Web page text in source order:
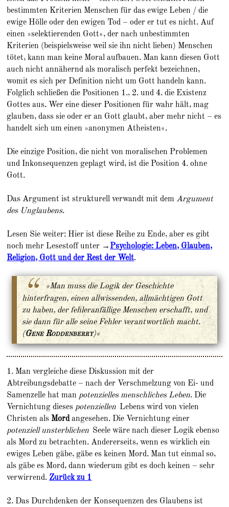
bestimmten Kriterien Menschen für das ewige Leben / die
ewige Hölle oder den ewigen Tod – oder er tut es nicht. Auf
einen »selektierenden Gott«, der nach unbestimmten
Kriterien (beispielsweise weil sie ihn nicht lieben) Menschen
tötet, kann man keine Moral aufbauen. Man kann diesen Gott
auch nicht annähernd als moralisch perfekt bezeichnen,
womit es sich per Definition nicht um Gott handeln kann.
Folglich schließen die Positionen 1., 2. und 4. die Existenz
Gottes aus. Wer eine dieser Positionen für wahr hält, mag
glauben, dass sie oder er an Gott glaubt, aber mehr nicht – es
handelt sich um einen »anonymen Atheisten«.
Die einzige Position, die nicht von moralischen Problemen
und Inkonsequenzen geplagt wird, ist die Position 4. ohne
Gott.
Das Argument ist strukturell verwandt mit demArgument
des Unglaubens.
Lesen Sie weiter: Hier ist diese Reihe zu Ende, aber es gibt
noch mehr Lesestoff unter → Psychologie: Leben, Glauben,
Religion, Gott und der Rest der Welt.
»Man muss die Logik der Geschichte
hinterfragen, einen allwissenden, allmächtigen Gott
zu haben, der fehleranfällige Menschen erschafft, und
sie dann für alle seine Fehler verantwortlich macht.
(Gene Roddenberry)«
1. Man vergleiche diese Diskussion mit der
Abtreibungsdebatte – nach der Verschmelzung von Ei- und
Samenzelle hat man potenzielles menschliches Leben. Die
Vernichtung dieses potenziellen Lebens wird von vielen
Christen als Mordangesehen. Die Vernichtung einer
potenziell unsterblichen Seele wäre nach dieser Logik ebenso
als Mord zu betrachten. Andererseits, wenn es wirklich ein
ewiges Leben gäbe, gäbe es keinen Mord. Man tut einmal so,
als gäbe es Mord, dann wiederum gibt es doch keinen – sehr
verwirrend. Zurück zu 1
2. Das Durchdenken der Konsequenzen des Glaubens ist